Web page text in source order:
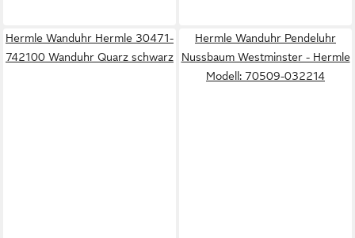
Hermle Wanduhr Hermle 30471-
742100 Wanduhr Quarz schwarz
Hermle Wanduhr Pendeluhr
Nussbaum Westminster - Hermle
Modell: 70509-032214